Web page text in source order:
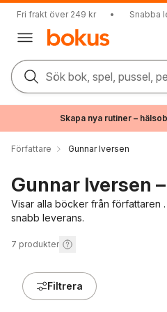
Fri frakt över 249 kr • Snabba
Sök bok, spel, pussel,
Skapa nya rutiner –
Författare Gunnar Iversen
Gunnar Iversen
Visar alla böcker från författaren
snabb leverans.
7 produkter
Filtrera